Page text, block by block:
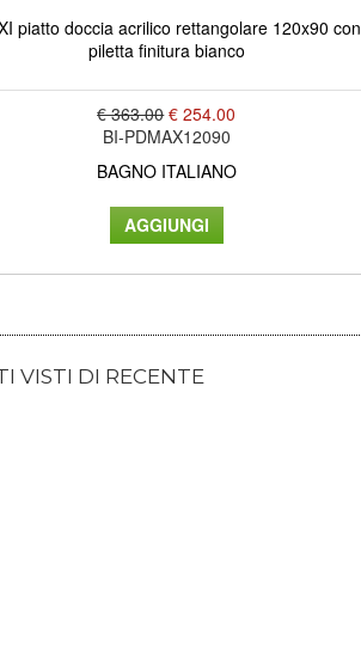
piatto doccia acrilico rettangolare 120x90 con
piletta finitura bianco
€ 363.00 € 254.00
BI-PDMAX12090
BAGNO ITALIANO
VISTI DI RECENTE